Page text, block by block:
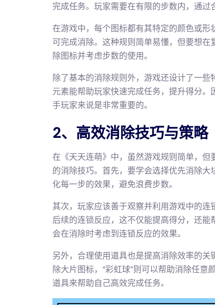
完成任务。玩家需要在有限的步数内，通过
在游戏中，每个图标都有其特定的颜色或
可完成消除。这种规则简单易懂，但要想
除图标并考虑步数的使用。
除了基本的消除规则外，游戏还设计了一些
元素能帮助玩家快速完成任务，提升得分
手玩家来说是非常重要的。
2、高效消除技巧与策略
在《天天连萌》中，虽然游戏规则简单，
的消除技巧。首先，要学会选择优先消除
化每一步的效果，避免浪费步数。
其次，玩家应该善于观察并利用游戏中的
后续的连锁反应，这不仅能提高得分，还
会在消除时考虑到连锁反应的效果。
另外，合理使用道具也是提高消除效率的关
除大片图标，“彩虹球”则可以帮助消除任
道具来帮助自己高效完成任务。